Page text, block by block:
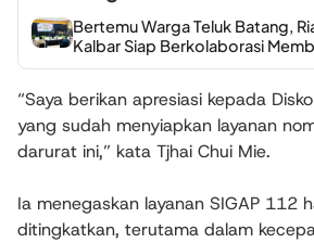
Bertemu Warga Teluk Batang,
Kalbar Siap Berkolaborasi
“Saya berikan apresiasi kepada
yang sudah menyiapkan layanan
darurat ini,” kata Tjhai Chui Mie.
Ia menegaskan layanan SIGAP 112
ditingkatkan, terutama dalam